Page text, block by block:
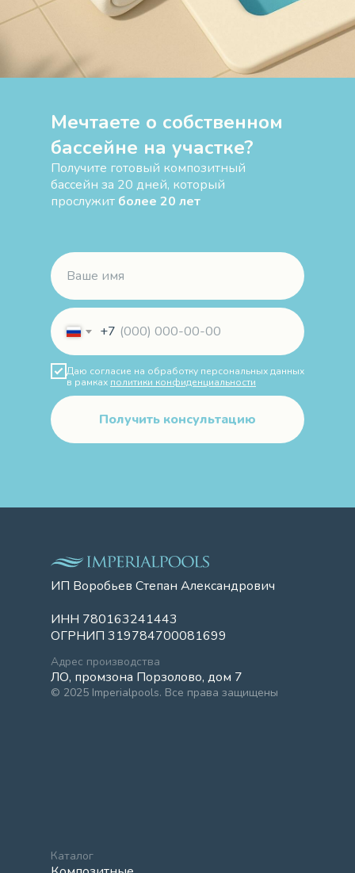
Мечтаете о собственном
бассейне на участке?
Получите готовый композитный
бассейн за 20 дней, который
прослужит более 20 лет
+7
Даю согласие на обработку персональных данных
в рамках политики конфиденциальности
Получить консультацию
ИП Воробьев Степан Александрович
ИНН 780163241443
ОГРНИП 319784700081699
Адрес производства
ЛО, промзона Порзолово, дом 7
© 2025 Imperialpools. Все права защищены
Каталог